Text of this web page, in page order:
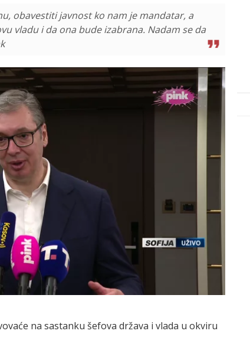
obavestiti javnost ko nam je mandatar, a
vladu i da ona bude izabrana. Nadam se da
na sastanku šefova država i vlada u okviru